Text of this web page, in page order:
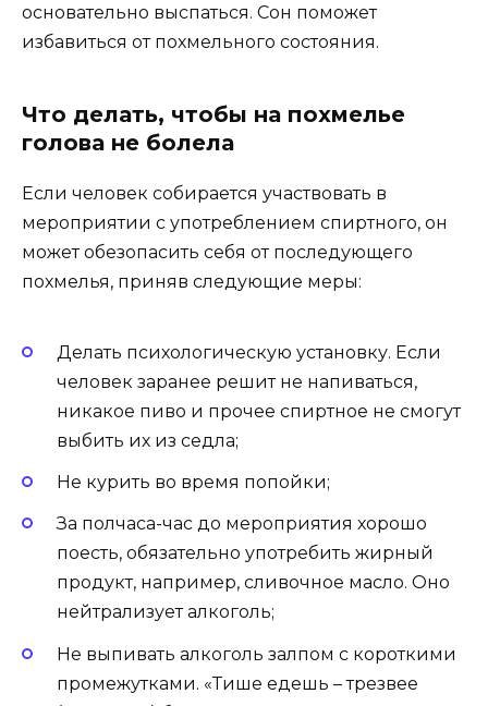
основательно выспаться. Сон поможет
избавиться от похмельного состояния.
Что делать, чтобы на похмелье
голова не болела
Если человек собирается участвовать в
мероприятии с употреблением спиртного, он
может обезопасить себя от последующего
похмелья, приняв следующие меры:
Делать психологическую установку. Если
человек заранее решит не напиваться,
никакое пиво и прочее спиртное не смогут
выбить их из седла;
Не курить во время попойки;
За полчаса-час до мероприятия хорошо
поесть, обязательно употребить жирный
продукт, например, сливочное масло. Оно
нейтрализует алкоголь;
Не выпивать алкоголь залпом с короткими
промежутками. «Тише едешь – трезвее